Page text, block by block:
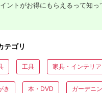
ントがお得にもらえるって知っ
テゴリ
工具 家具・インテリア
き 本・DVD ガーデニ